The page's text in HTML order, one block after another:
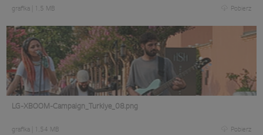
grafika 1,5 MB Pobierz
LG-XBOOM-Campaign_Turkiye_08.png
grafika 1,54 MB Pobierz